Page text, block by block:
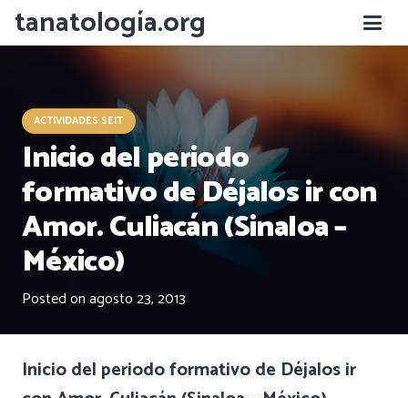
tanatología.org
ACTIVIDADES SEIT
Inicio del periodo
formativo de Déjalos ir con
Amor. Culiacán (Sinaloa –
México)
Posted onagosto 23, 2013
Inicio del periodo formativo de Déjalos ir